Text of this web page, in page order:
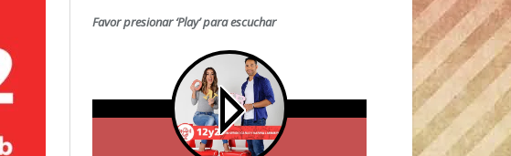
Favor presionar ‘Play’ para escuchar